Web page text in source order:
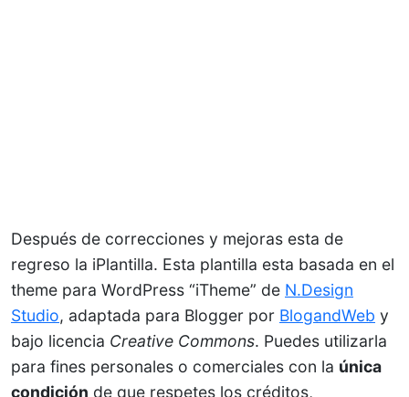
Después de correcciones y mejoras esta de
regreso la iPlantilla. Esta plantilla esta basada en el
theme para WordPress “iTheme” de N.Design
Studio, adaptada para Blogger por BlogandWeb y
bajo licencia Creative Commons. Puedes utilizarla
para fines personales o comerciales con la única
condición de que respetes los créditos,